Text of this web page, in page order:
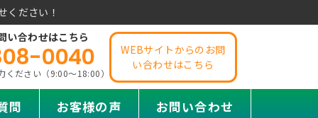
ください！
い合わせはこちら
0040
ださい（9:00～18:00）
WEBサイトからのお問
い合わせはこちら
問 お客様の声 お問い合わせ